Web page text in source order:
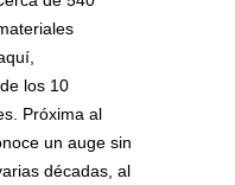
los 10
Próxima al
un auge sin
décadas, al